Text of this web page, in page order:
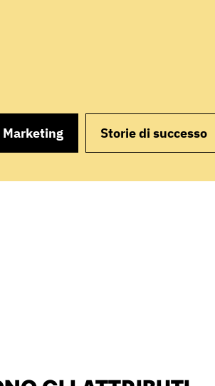
Marketing Storie di successo